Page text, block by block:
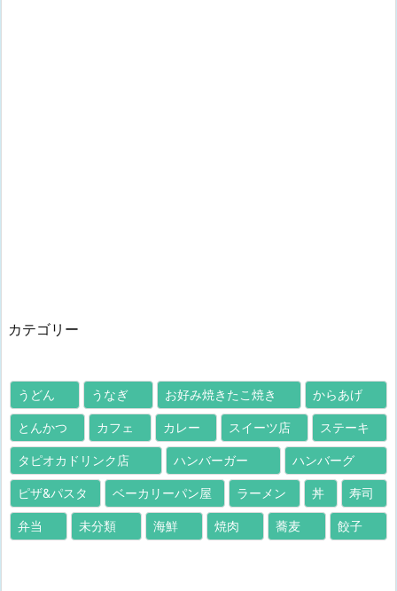
カテゴリー
うどん うなぎ お好み焼きたこ焼き からあげ
とんかつ カフェ カレー スイーツ店 ステーキ
タピオカドリンク店 ハンバーガー ハンバーグ
ピザ&パスタ ベーカリーパン屋 ラーメン 丼 寿司
弁当 未分類 海鮮 焼肉 蕎麦 餃子